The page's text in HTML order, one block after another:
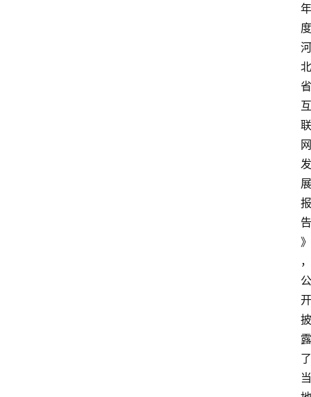
年
度
河
北
省
互
联
网
发
展
报
告
》
，
公
开
披
露
了
当